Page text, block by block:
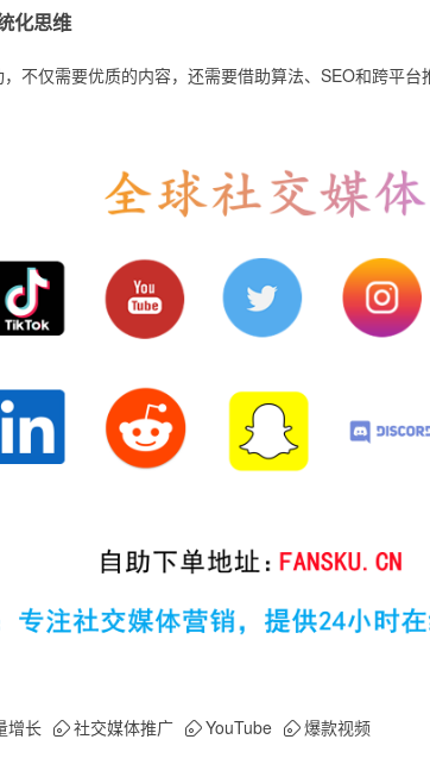
化思维
不仅需要优质的内容，还需要借助算法、SEO和跨平
增长 社交媒体推广 YouTube 爆款视频